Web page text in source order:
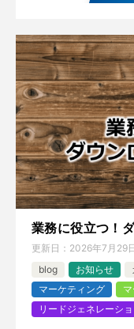
業務に役立つ！
更新日： 2026年7月29
blog
お知らせ
マーケティング
リードジェネレーシ